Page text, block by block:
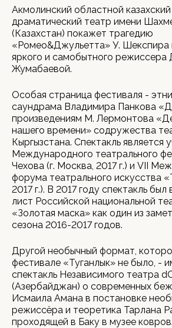
Акмолинский областной
драматический театр имени
(Казахстан) покажет трагедию
«Ромео&Джульетта» У. Шекспира
яркого и самобытного режиссера
Жумабаевой.
Особая страница фестиваля -
саундрама Владимира Панкова
произведениям М. Лермонтова
нашего времени» содружества
Кыргызстана. Спектакль является
Международного театрального
Чехова (г. Москва, 2017 г.) и VII
форума театрального искусства
2017 г.). В 2017 году спектакль
лист Российской национальной
«Золотая маска» как один из
сезона 2016-2017 годов.
Другой необычный формат,
фестивале «Туганлык» не было, -
спектакль Независимого театра
(Азербайджан) о современных
Исмаила Амана в постановке
режиссёра и теоретика Тарлана
проходящей в Баку в музее ковров.